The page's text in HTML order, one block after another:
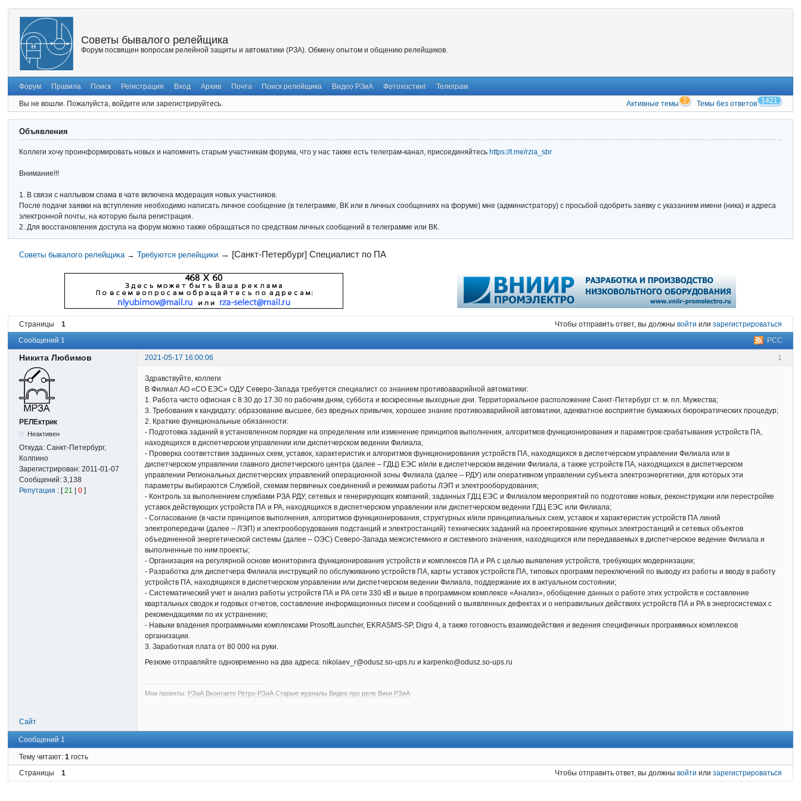
Советы бывалого релейщика
Форум посвящен вопросам релейной защиты и автоматики (РЗА). Обмену опытом и общению релейщиков.
Форум Правила Поиск Регистрация Вход Архив Почта Поиск релейщика Видео РЗиА Фотохостинг Телеграм
Вы не вошли. Пожалуйста, войдите или зарегистрируйтесь. Активные темы 2 Темы без ответов 1421
Объявления
Коллеги хочу проинформировать новых и напомнить старым участникам форума, что у нас также есть телеграм-канал, присоединяйтесь https://t.me/rzia_sbr
Внимание!!!
1. В связи с наплывом спама в чате включена модерация новых участников.
После подачи заявки на вступление необходимо написать личное сообщение (в телеграмме, ВК или в личных сообщениях на форуме) мне (администратору) с просьбой одобрить заявку с указанием имени (ника) и адреса
электронной почты, на которую была регистрация.
2. Для восстановления доступа на форум можно также обращаться по средствам личных сообщений в телеграмме или ВК.
Советы бывалого релейщика → Требуются релейщики → [Санкт-Петербург] Специалист по ПА
Страницы 1 Чтобы отправить ответ, вы должны войти или зарегистрироваться
РСС
Сообщений 1
1
Никита Любимов 2021-05-17 16:00:06
РЕЛЕктрик
Неактивен
Откуда:Санкт-Петербург,
Колпино
Зарегистрирован:2011-01-07
Сообщений:3,138
Репутация : [21 |0 ]
Здравствуйте, коллеги
В Филиал АО «СО ЕЭС» ОДУ Северо-Запада требуется специалист со знанием противоаварийной автоматики:
1. Работа чисто офисная с 8.30 до 17.30 по рабочим дням, суббота и воскресенье выходные дни. Территориальное расположение Санкт-Петербург ст. м. пл. Мужества;
3. Требования к кандидату: образование высшее, без вредных привычек, хорошее знание противоаварийной автоматики, адекватное восприятие бумажных бюрократических процедур;
2. Краткие функциональные обязанности:
- Подготовка заданий в установленном порядке на определение или изменение принципов выполнения, алгоритмов функционирования и параметров срабатывания устройств ПА,
находящихся в диспетчерском управлении или диспетчерском ведении Филиала;
- Проверка соответствия заданных схем, уставок, характеристик и алгоритмов функционирования устройств ПА, находящихся в диспетчерском управлении Филиала или в
диспетчерском управлении главного диспетчерского центра (далее – ГДЦ) ЕЭС и/или в диспетчерском ведении Филиала, а также устройств ПА, находящихся в диспетчерском
управлении Региональных диспетчерских управлений операционной зоны Филиала (далее – РДУ) или оперативном управлении субъекта электроэнергетики, для которых эти
параметры выбираются Службой, схемам первичных соединений и режимам работы ЛЭП и электрооборудования;
- Контроль за выполнением службами РЗА РДУ, сетевых и генерирующих компаний, заданных ГДЦ ЕЭС и Филиалом мероприятий по подготовке новых, реконструкции или перестройке
уставок действующих устройств ПА и РА, находящихся в диспетчерском управлении или диспетчерском ведении ГДЦ ЕЭС или Филиала;
- Согласование (в части принципов выполнения, алгоритмов функционирования, структурных и/или принципиальных схем, уставок и характеристик устройств ПА линий
электропередачи (далее – ЛЭП) и электрооборудования подстанций и электростанций) технических заданий на проектирование крупных электростанций и сетевых объектов
объединенной энергетической системы (далее – ОЭС) Северо-Запада межсистемного и системного значения, находящихся или передаваемых в диспетчерское ведение Филиала и
выполненные по ним проекты;
- Организация на регулярной основе мониторинга функционирования устройств и комплексов ПА и РА с целью выявления устройств, требующих модернизации;
- Разработка для диспетчера Филиала инструкций по обслуживанию устройств ПА, карты уставок устройств ПА, типовых программ переключений по выводу из работы и вводу в работу
устройств ПА, находящихся в диспетчерском управлении или диспетчерском ведении Филиала, поддержание их в актуальном состоянии;
- Систематический учет и анализ работы устройств ПА и РА сети 330 кВ и выше в программном комплексе «Анализ», обобщение данных о работе этих устройств и составление
квартальных сводок и годовых отчетов, составление информационных писем и сообщений о выявленных дефектах и о неправильных действиях устройств ПА и РА в энергосистемах с
рекомендациями по их устранению;
- Навыки владения программными комплексами ProsoftLauncher, EKRASMS-SP, Digsi 4, а также готовность взаимодействия и ведения специфичных программных комплексов
организации.
3. Заработная плата от 80 000 на руки.
Резюме отправляйте одновременно на два адреса: nikolaev_r@odusz.so-ups.ru и karpenko@odusz.so-ups.ru
Мои проекты: РЗиА Вконтакте Ретро-РЗиА Старые журналы Видео про реле Вики РЗиА
Сайт
Сообщений 1
Тему читают:1 гость
Страницы
1 Чтобы отправить ответ, вы должны войти или зарегистрироваться